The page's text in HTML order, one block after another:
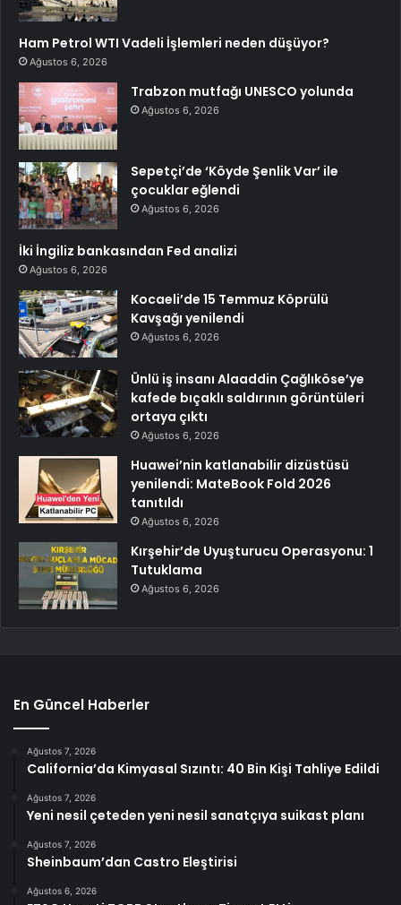
Ham Petrol WTI Vadeli İşlemleri neden düşüyor?
Ağustos 6, 2026
Trabzon mutfağı UNESCO yolunda
Ağustos 6, 2026
Sepetçi’de ‘Köyde Şenlik Var’ ile
çocuklar eğlendi
Ağustos 6, 2026
İki İngiliz bankasından Fed analizi
Ağustos 6, 2026
Kocaeli’de 15 Temmuz Köprülü
Kavşağı yenilendi
Ağustos 6, 2026
Ünlü iş insanı Alaaddin Çağlıköse’ye
kafede bıçaklı saldırının görüntüleri
ortaya çıktı
Ağustos 6, 2026
Huawei’nin katlanabilir dizüstüsü
yenilendi: MateBook Fold 2026
tanıtıldı
Ağustos 6, 2026
Kırşehir’de Uyuşturucu Operasyonu: 1
Tutuklama
Ağustos 6, 2026
En Güncel Haberler
Ağustos 7, 2026
California’da Kimyasal Sızıntı: 40 Bin Kişi Tahliye Edildi
Ağustos 7, 2026
Yeni nesil çeteden yeni nesil sanatçıya suikast planı
Ağustos 7, 2026
Sheinbaum’dan Castro Eleştirisi
Ağustos 6, 2026